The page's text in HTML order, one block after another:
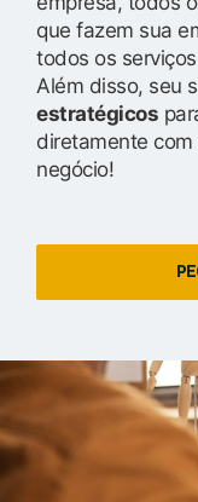
que fazem sua
todos os
Além disso, seu
estratégicos
diretamente
negócio!